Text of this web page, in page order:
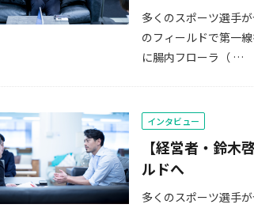
多くのスポーツ選手
のフィールドで第一
に腸内フローラ（ …
インタビュー
【経営者・鈴
ルドへ
多くのスポーツ選手